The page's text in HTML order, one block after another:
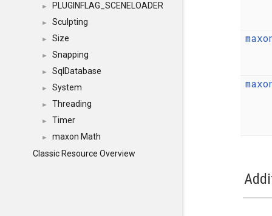
► PLUGINFLAG_SCENELOADER
► Sculpting
► Size
► Snapping
► SqlDatabase
► System
► Threading
► Timer
►
maxon Math
Classic Resource Overview